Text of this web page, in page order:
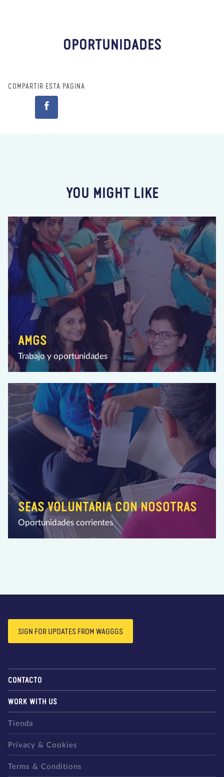
OPORTUNIDADES
COMPARTIR ESTA PÁGINA
YOU MIGHT LIKE
AMGS
Trabajo y oportunidades
SEAS VOLUNTARIA CON NOSOTRAS
Oportunidades corrientes
SIGN FOR UPDATES FROM WAGGGS
CONTACTO
WORK WITH US
Tienda
Privacy & Cookies
Terms & Conditions